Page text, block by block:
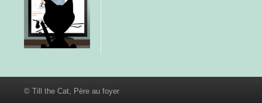
© Till the Cat, Père au foyer